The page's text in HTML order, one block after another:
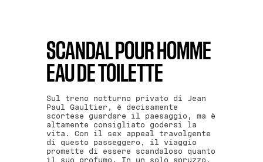
SCANDAL POUR HOMME
EAU DE TOILETTE
Sul treno notturno privato di Jean
Paul Gaultier, è decisamente
scortese guardare il paesaggio, ma è
altamente consigliato godersi la
vita. Con il sex appeal travolgente
di questo passeggero, il viaggio
promette di essere scandaloso quanto
il suo profumo. In un solo spruzzo,